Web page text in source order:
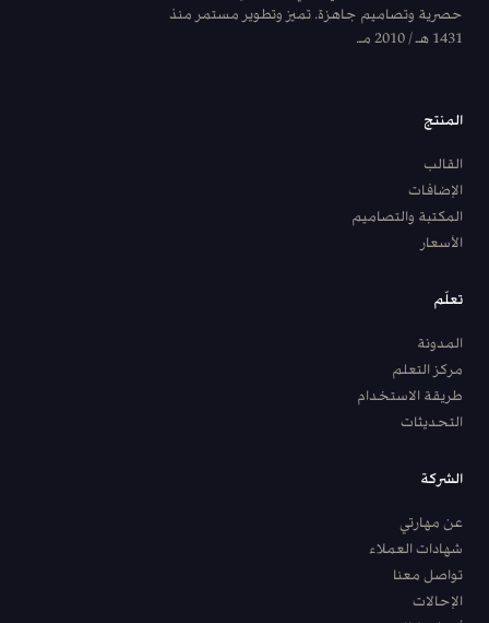
حصرية وتصاميم جاهزة. تميز وتطوير مستمر منذ
1431 هـ / 2010 مـ.
المنتج
القالب
الإضافات
المكتبة والتصاميم
الأسعار
تعلّم
المدونة
مركز التعلم
طريقة الاستخدام
التحديثات
الشركة
عن مهارتي
شهادات العملاء
تواصل معنا
الإحالات